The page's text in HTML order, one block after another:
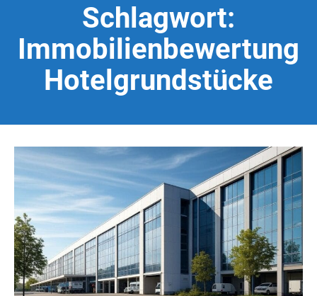
Schlagwort:
Immobilienbewertung
Hotelgrundstücke